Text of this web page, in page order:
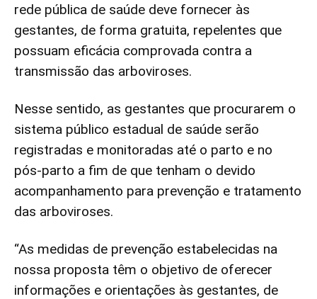
rede pública de saúde deve fornecer às
gestantes, de forma gratuita, repelentes que
possuam eficácia comprovada contra a
transmissão das arboviroses.
Nesse sentido, as gestantes que procurarem o
sistema público estadual de saúde serão
registradas e monitoradas até o parto e no
pós-parto a fim de que tenham o devido
acompanhamento para prevenção e tratamento
das arboviroses.
“As medidas de prevenção estabelecidas na
nossa proposta têm o objetivo de oferecer
informações e orientações às gestantes, de